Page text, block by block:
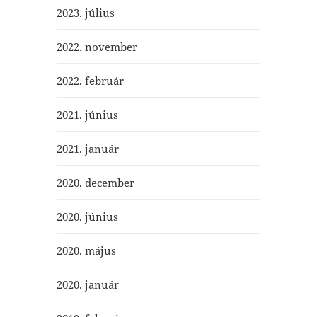
2023. július
2022. november
2022. február
2021. június
2021. január
2020. december
2020. június
2020. május
2020. január